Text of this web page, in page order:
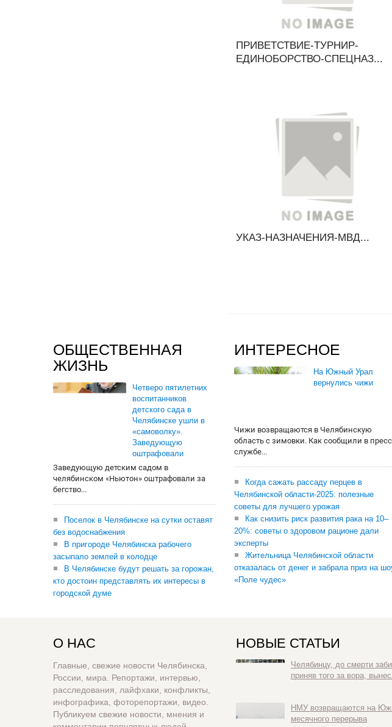
ПРИВЕТСТВИЕ-ТУРНИР-
ЕДИНОБОРСТВО-СПЕЦНАЗ...
УКАЗ-НАЗНАЧЕНИЯ-МВД...
ОБЩЕСТВЕННАЯ
ЖИЗНЬ
Четверо пятилетних
воспитанников
детского сада в
Челябинске ушли в
«самоволку».
Заведующую
оштрафовали
Заведующую детским садом в
челябинском «Ньютон» оштрафовали за
бегство...
Поселок в Челябинске на сутки оставят
без водоснабжения
В пригороде Челябинска рабочего
засыпало землей в колодце
В Челябинске будут решать за горожан,
кто достоин представлять их интересы в
городской думе
ИНТЕРЕСНОЕ
На Южный Урал
вернулись чижи
Чижи возвращаются в Челябинскую
область с зимовки. Как сообщили в
службе...
Когда сажать рассаду перцев в
Челябинской области-2025: полезные
советы для лучшего урожая
Как снизить риск развития рака на 10–
20%: советы о здоровом рационе дали
эксперты
Жительница Челябинской области
отказалась от денег и забрала приз на
«Поле чудес»
О НАС
Главные, свежие новости Челябинска,
России, мира. Репортажи, интервью,
расследования, лайфхаки, конфликты,
инфографика, фоторепортажи, видео.
Публикуем свежие новости, мнения и
НОВЫЕ СТАТЬИ
Челябинцу, до смерти
приняв того за вора,
НМУ возвращаются на
месячного перерыва